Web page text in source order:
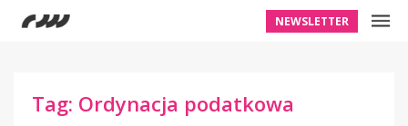
NEWSLETTER
Tag: Ordynacja podatkowa